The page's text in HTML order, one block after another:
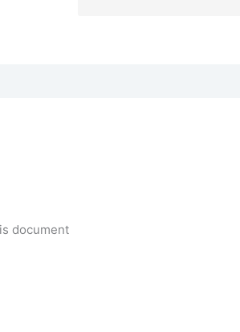
document